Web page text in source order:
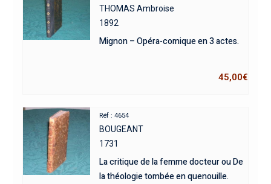
THOMAS Ambroise
1892
Mignon – Opéra-comique en 3 actes.
45,00€
Réf : 4654
BOUGEANT
1731
La critique de la femme docteur ou De
la théologie tombée en quenouille.